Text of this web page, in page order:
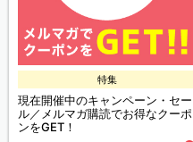
特集
現在開催中のキャンペーン・セー
ル／メルマガ購読でお得なクーポ
ンをGET！